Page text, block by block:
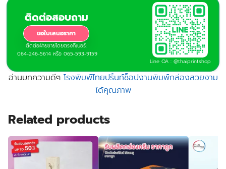
THAIPRINTSHOP.COM
บริษัท รอยัล เปเปอร์ จำกัด (สำนักงานใหญ่ )
เลขที่อยู่ 6 ซอยบางแค 12 แขวงบางแค เขตบางแค
กรุงเทพมหานคร 10160 Thailand
ติดต่อสอบถาม
ขอใบเสนอราคา
ติดต่อฝ่ายขายโดยตรงที่เบอร์:
064-246-5614 หรือ 065-593-9159
Line OA : @thaiprintshop
อ่านบทความดีๆ โรงพิมพ์ไทยปริ้นท์ช็อปงานพิมพ์กล่องสวยงาม
ได้คุณภาพ
Related products